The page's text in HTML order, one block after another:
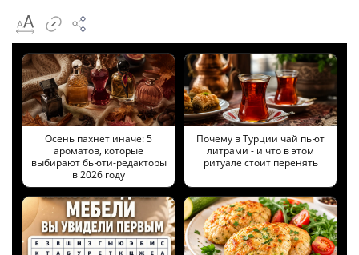
Осень пахнет иначе: 5
ароматов, которые
выбирают бьюти-редакторы
в 2026 году
Почему в Турции чай пьют
литрами - и что в этом
ритуале стоит перенять